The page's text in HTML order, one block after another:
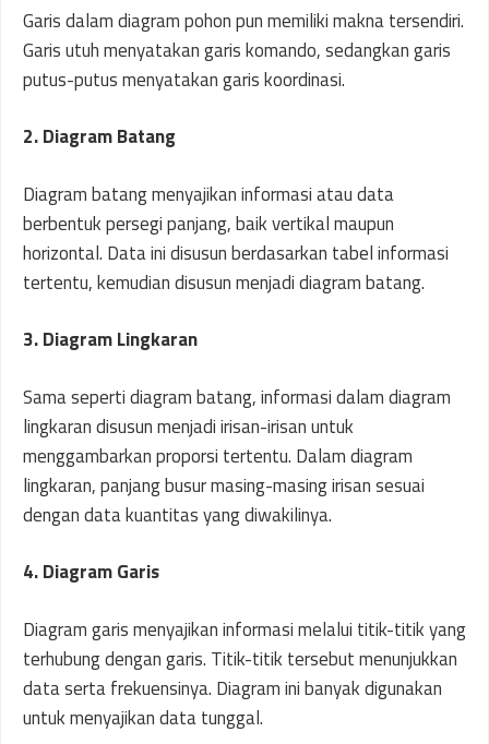
Garis dalam diagram pohon pun memiliki makna tersendiri.
Garis utuh menyatakan garis komando, sedangkan garis
putus-putus menyatakan garis koordinasi.
2. Diagram Batang
Diagram batang menyajikan informasi atau data
berbentuk persegi panjang, baik vertikal maupun
horizontal. Data ini disusun berdasarkan tabel informasi
tertentu, kemudian disusun menjadi diagram batang.
3. Diagram Lingkaran
Sama seperti diagram batang, informasi dalam diagram
lingkaran disusun menjadi irisan-irisan untuk
menggambarkan proporsi tertentu. Dalam diagram
lingkaran, panjang busur masing-masing irisan sesuai
dengan data kuantitas yang diwakilinya.
4. Diagram Garis
Diagram garis menyajikan informasi melalui titik-titik yang
terhubung dengan garis. Titik-titik tersebut menunjukkan
data serta frekuensinya. Diagram ini banyak digunakan
untuk menyajikan data tunggal.